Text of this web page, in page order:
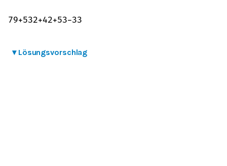
79+532+42+53−33
▾ Lösungsvorschlag